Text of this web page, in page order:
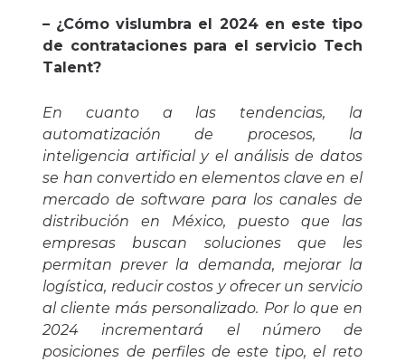
– ¿Cómo vislumbra el 2024 en este tipo
de contrataciones para el servicio Tech
Talent?
En cuanto a las tendencias, la
automatización de procesos, la
inteligencia artificial y el análisis de datos
se han convertido en elementos clave en el
mercado de software para los canales de
distribución en México, puesto que las
empresas buscan soluciones que les
permitan prever la demanda, mejorar la
logística, reducir costos y ofrecer un servicio
al cliente más personalizado. Por lo que en
2024 incrementará el número de
posiciones de perfiles de este tipo, el reto